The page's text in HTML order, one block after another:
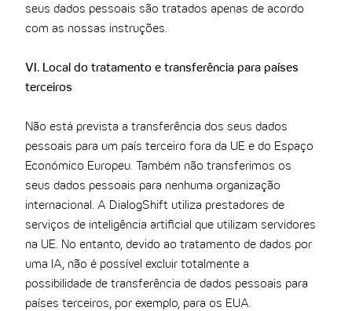
seus dados pessoais são tratados apenas de acordo
com as nossas instruções.
VI. Local do tratamento e transferência para países
terceiros
Não está prevista a transferência dos seus dados
pessoais para um país terceiro fora da UE e do Espaço
Económico Europeu. Também não transferimos os
seus dados pessoais para nenhuma organização
internacional. A DialogShift utiliza prestadores de
serviços de inteligência artificial que utilizam servidores
na UE. No entanto, devido ao tratamento de dados por
uma IA, não é possível excluir totalmente a
possibilidade de transferência de dados pessoais para
países terceiros, por exemplo, para os EUA.